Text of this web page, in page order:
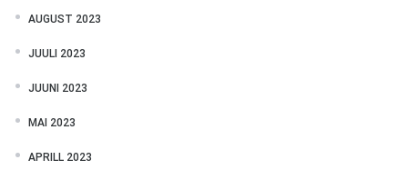
AUGUST 2023
JUULI 2023
JUUNI 2023
MAI 2023
APRILL 2023